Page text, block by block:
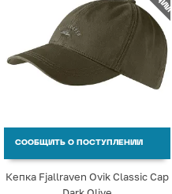
СООБЩИТЬ О ПОСТУПЛЕНИИ
Кепка Fjallraven Ovik Classic Cap